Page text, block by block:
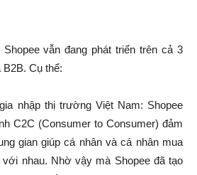
vẫn đang phát triển trên cả 3
B2B. Cụ thể:
nhập thị trường Việt Nam: Shopee
C2C (Consumer to Consumer) đảm
gian giúp cá nhân và cá nhân mua
với nhau. Nhờ vậy mà Shopee đã tạo